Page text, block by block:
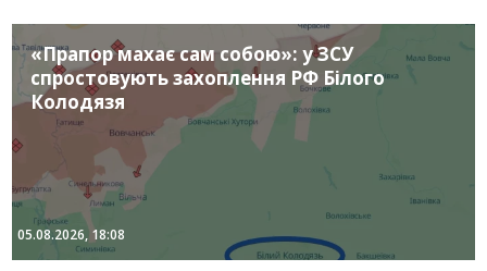
«Прапор махає сам собою»: у ЗСУ
спростовують захоплення РФ Білого
Колодязя
05.08.2026, 18:08